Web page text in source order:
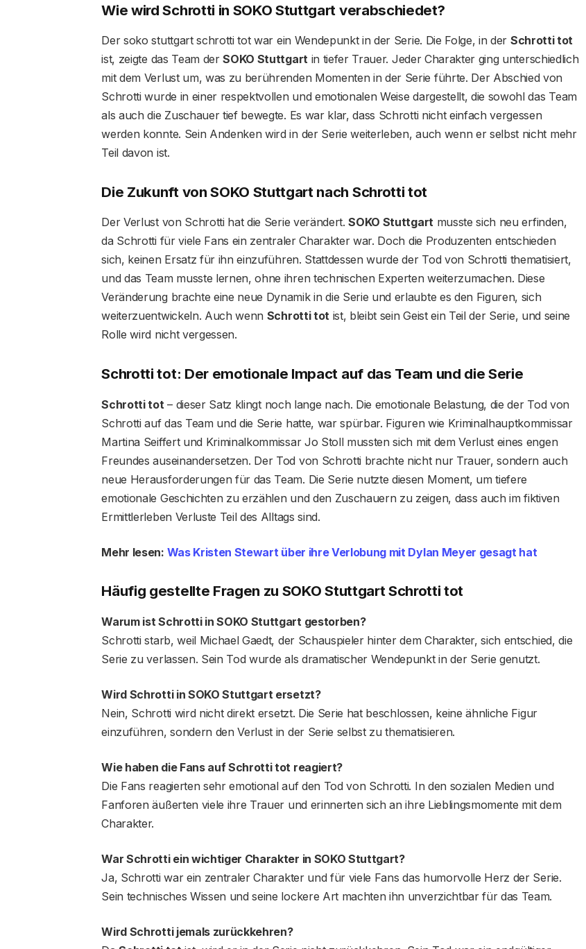
Wie wird Schrotti in SOKO Stuttgart verabschiedet?
Der soko stuttgart schrotti tot war ein Wendepunkt in der Serie. Die Folge, in der Schrotti tot
ist, zeigte das Team derSOKO Stuttgartin tiefer Trauer. Jeder Charakter ging unterschiedlich
mit dem Verlust um, was zu berührenden Momenten in der Serie führte. Der Abschied von
Schrotti wurde in einer respektvollen und emotionalen Weise dargestellt, die sowohl das Team
als auch die Zuschauer tief bewegte. Es war klar, dass Schrotti nicht einfach vergessen
werden konnte. Sein Andenken wird in der Serie weiterleben, auch wenn er selbst nicht mehr
Teil davon ist.
Die Zukunft von SOKO Stuttgart nach Schrotti tot
Der Verlust von Schrotti hat die Serie verändert.SOKO Stuttgartmusste sich neu erfinden,
da Schrotti für viele Fans ein zentraler Charakter war. Doch die Produzenten entschieden
sich, keinen Ersatz für ihn einzuführen. Stattdessen wurde der Tod von Schrotti thematisiert,
und das Team musste lernen, ohne ihren technischen Experten weiterzumachen. Diese
Veränderung brachte eine neue Dynamik in die Serie und erlaubte es den Figuren, sich
weiterzuentwickeln. Auch wenn Schrotti totist, bleibt sein Geist ein Teil der Serie, und seine
Rolle wird nicht vergessen.
Schrotti tot: Der emotionale Impact auf das Team und die Serie
Schrotti tot – dieser Satz klingt noch lange nach. Die emotionale Belastung, die der Tod von
Schrotti auf das Team und die Serie hatte, war spürbar. Figuren wie Kriminalhauptkommissar
Martina Seiffert und Kriminalkommissar Jo Stoll mussten sich mit dem Verlust eines engen
Freundes auseinandersetzen. Der Tod von Schrotti brachte nicht nur Trauer, sondern auch
neue Herausforderungen für das Team. Die Serie nutzte diesen Moment, um tiefere
emotionale Geschichten zu erzählen und den Zuschauern zu zeigen, dass auch im fiktiven
Ermittlerleben Verluste Teil des Alltags sind.
Mehr lesen: Was Kristen Stewart über ihre Verlobung mit Dylan Meyer gesagt hat
Häufig gestellte Fragen zu SOKO Stuttgart Schrotti tot
Warum ist Schrotti in SOKO Stuttgart gestorben?
Schrotti starb, weil Michael Gaedt, der Schauspieler hinter dem Charakter, sich entschied, die
Serie zu verlassen. Sein Tod wurde als dramatischer Wendepunkt in der Serie genutzt.
Wird Schrotti in SOKO Stuttgart ersetzt?
Nein, Schrotti wird nicht direkt ersetzt. Die Serie hat beschlossen, keine ähnliche Figur
einzuführen, sondern den Verlust in der Serie selbst zu thematisieren.
Wie haben die Fans auf Schrotti tot reagiert?
Die Fans reagierten sehr emotional auf den Tod von Schrotti. In den sozialen Medien und
Fanforen äußerten viele ihre Trauer und erinnerten sich an ihre Lieblingsmomente mit dem
Charakter.
War Schrotti ein wichtiger Charakter in SOKO Stuttgart?
Ja, Schrotti war ein zentraler Charakter und für viele Fans das humorvolle Herz der Serie.
Sein technisches Wissen und seine lockere Art machten ihn unverzichtbar für das Team.
Wird Schrotti jemals zurückkehren?